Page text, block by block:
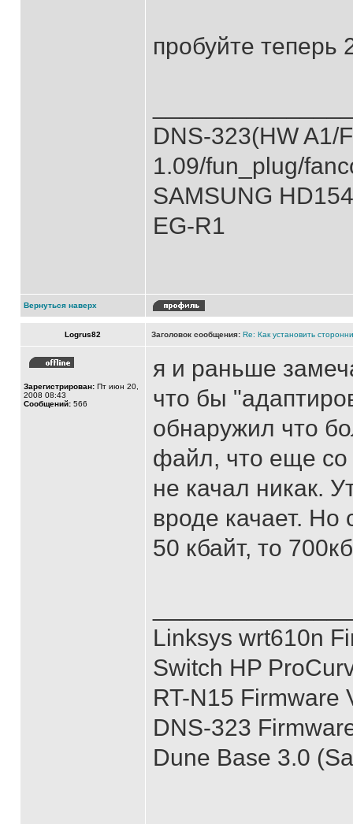
пробуйте теперь
DNS-323(HW A1/
1.09/fun_plug/
SAMSUNG
EG-R1
Вернуться наверх
Logrus82 Заголовок сообщения: Re: Как установить
Зарегистрирован: Пт июн 20,
2008 08:43
Сообщений: 566
я и раньше
что бы
обнаружил что
файл, что еще со
не качал никак.
вроде качает. Но
50 кбайт, то
Linksys wrt610n
Switch HP
RT-N15 Firmware
DNS-323
Dune Base 3.0